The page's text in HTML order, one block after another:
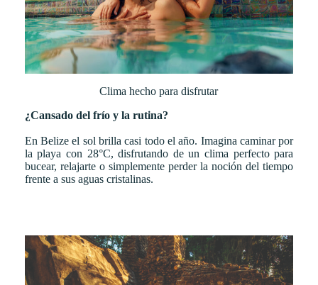
Clima hecho para disfrutar
¿Cansado del frío y la rutina?
En Belize el sol brilla casi todo el año. Imagina caminar por
la playa con 28°C, disfrutando de un clima perfecto para
bucear, relajarte o simplemente perder la noción del tiempo
frente a sus aguas cristalinas.